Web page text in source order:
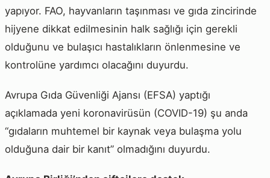
yapıyor. FAO, hayvanların taşınması ve gıda zincirinde
hijyene dikkat edilmesinin halk sağlığı için gerekli
olduğunu ve bulaşıcı hastalıkların önlenmesine ve
kontrolüne yardımcı olacağını duyurdu.
Avrupa Gıda Güvenliği Ajansı (EFSA) yaptığı
açıklamada yeni koronavirüsün (COVID-19) şu anda
“gıdaların muhtemel bir kaynak veya bulaşma yolu
olduğuna dair bir kanıt” olmadığını duyurdu.